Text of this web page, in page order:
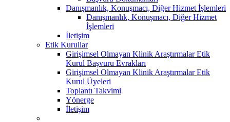
Danışmanlık, Konuşmacı, Diğer Hizmet İşlemleri
Danışmanlık, Konuşmacı, Diğer Hizmet
İşlemleri
İletişim
Etik Kurullar
Girişimsel Olmayan Klinik Araştırmalar Etik
Kurul Başvuru Evrakları
Girişimsel Olmayan Klinik Araştırmalar Etik
Kurul Üyeleri
Toplantı Takvimi
Yönerge
İletişim